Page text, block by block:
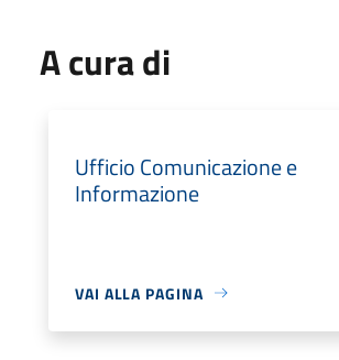
A cura di
Ufficio Comunicazione e
Informazione
VAI ALLA PAGINA